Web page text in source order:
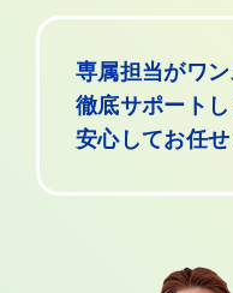
専属担当がワ
徹底サポートし
安心してお任せ